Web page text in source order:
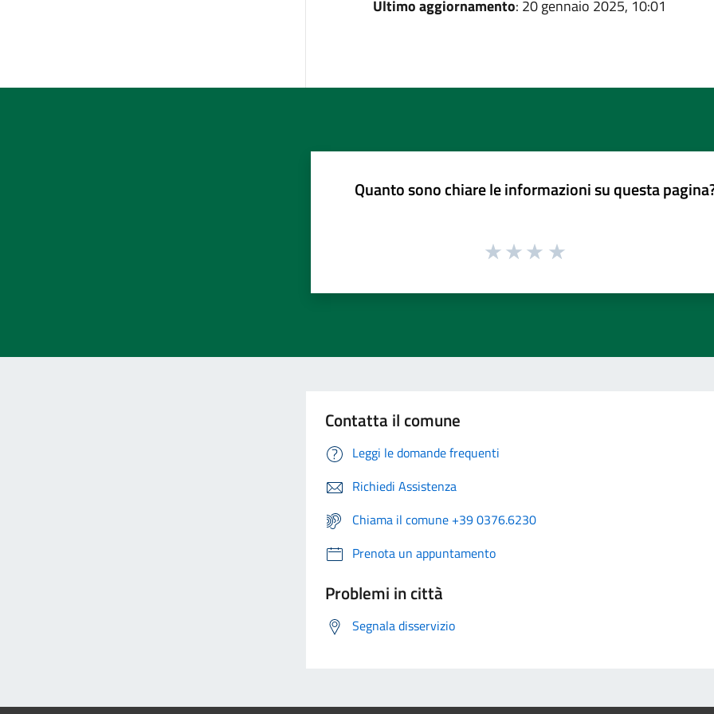
Ultimo aggiornamento: 20 gennaio 2025, 10:01
Quanto sono chiare le informazioni su questa
Contatta il comune
Leggi le domande frequenti
Richiedi Assistenza
Chiama il comune +39 0376.6230
Prenota un appuntamento
Problemi in città
Segnala disservizio